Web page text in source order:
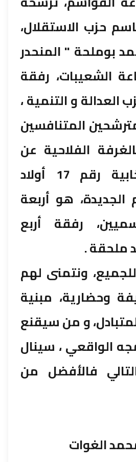
حزب الاستقلال،
بوملحة " المنحدر
الشعيبات، رفقة
العدالة و التنمية ،
المتنافسين
الفلاحية عن
الدائرة الانتخابية رقم 17 أولاد
الجديدة، هو أربعة
رفقة أربع
ملحقة .
ونتمنى لهم
وحضارية، مبنية
و من سيقنع
الواقعي ، سينال
فالأفضل من